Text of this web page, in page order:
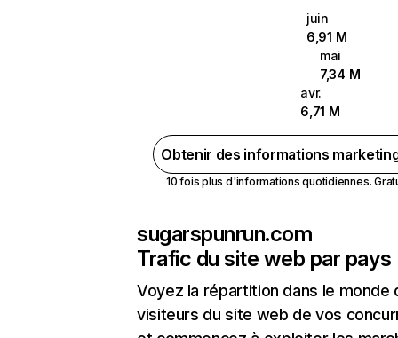
juin
6,91 M
mai
7,34 M
avr.
6,71 M
Obtenir des informations
10 fois plus d'informations quotidiennes.
sugarspunrun.com
Trafic du site web par pays
Voyez la répartition dans le monde
visiteurs du site web de vos